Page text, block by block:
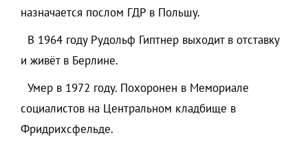
назначается послом ГДР в Польшу.
В 1964 году Рудольф Гиптнер выходит в отставку
и живёт в Берлине.
Умер в 1972 году. Похоронен в Мемориале
социалистов на Центральном кладбище в
Фридрихсфельде.